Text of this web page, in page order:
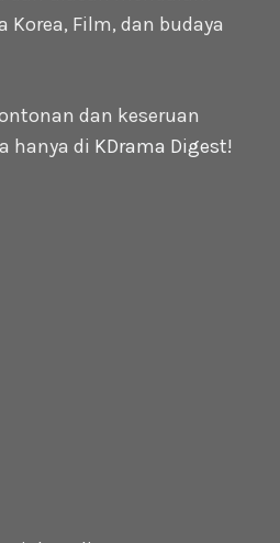
Korea, Film, dan budaya
dan keseruan
hanya di KDrama Digest!